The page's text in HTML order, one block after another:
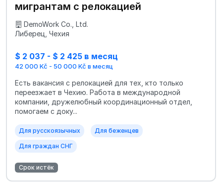
мигрантам с релокацией
DemoWork Co., Ltd.
Либерец, Чехия
$ 2 037 - $ 2 425 в месяц
42 000 Kč - 50 000 Kč в месяц
Есть вакансия с релокацией для тех, кто только
переезжает в Чехию. Работа в международной
компании, дружелюбный координационный отдел,
помогаем с доку...
Для русскоязычных Для беженцев
Для граждан СНГ
Срок истёк